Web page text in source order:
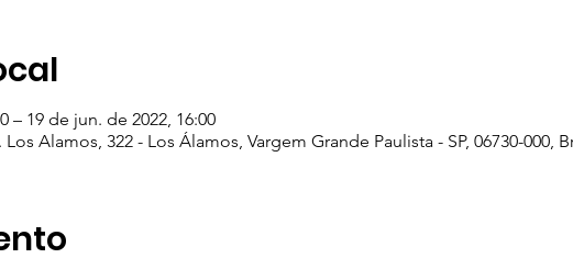
– 19 de jun. de 2022, 16:00
Alamos, 322 - Los Álamos, Vargem Grande Paulista - SP, 06730-000,